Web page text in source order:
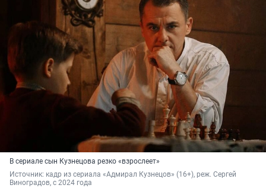
В сериале сын Кузнецова резко «взрослеет»
Источник: кадр из сериала «Адмирал Кузнецов» (16+), реж. Сергей
Виноградов, с 2024 года